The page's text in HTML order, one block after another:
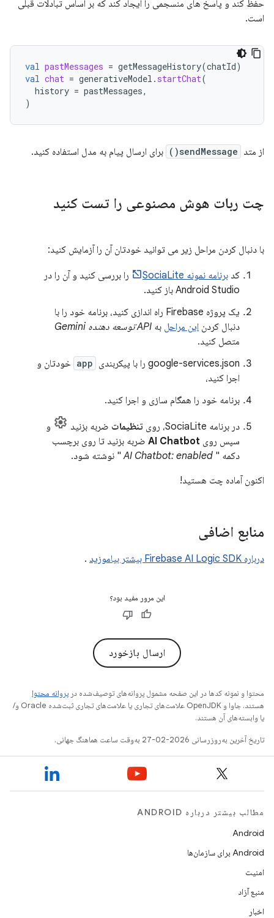
حفظ کند و پاسخ های منسجمی را ایجاد کند که بر اساس تبادلات قبلی
است.
val pastMessages = getMessageHistory(chatId)
val chat = generativeModel . startChat(
history = pastMessages,
)
از متد sendMessage() برای ارسال پیام به مدل استفاده کنید.
چت ربات هوش مصنوعی را تست کنید
با دنبال کردن مراحل زیر می توانید خودتان آن را آزمایش کنید:
کد برنامه نمونه SociaLite
را بررسی کنید و آن را در
Android Studio باز کنید.
یک پروژه Firebase راه اندازی کنید، برنامه خود را با
دنبال کردن این مراحل به API توسعه دهنده Gemini
متصل کنید.
google-services.json را با پیکربندی
app خودتان و
اجرا کنید،
برنامه خود را همگام سازی و اجرا کنید.
در برنامه SociaLite، روی تنظیمات ضربه بزنید
و
سپس روی AI Chatbot ضربه بزنید تا روی برچسب
دکمه " AI Chatbot: enabled" نوشته شود.
اکنون آماده چت هستید!
منابع اضافی
درباره Firebase AI Logic SDK بیشتر بیاموزید .
این مرور مفید بود؟
ارسال بازخورد
محتوا و نمونه کدها در این صفحه مشمول پروانه‌های توصیف‌شده در پروانه محتوا
هستند. جاوا و OpenJDK علامت‌های تجاری یا علامت‌های تجاری ثبت‌شده Oracle و/
یا وابسته‌های آن هستند.
تاریخ آخرین به‌روزرسانی 2026-02-27 به‌وقت ساعت هماهنگ جهانی.
مطالب بیشتر درباره ANDROID
Android
Android برای سازمان‌ها
امنیت
منبع آزاد
اخبار